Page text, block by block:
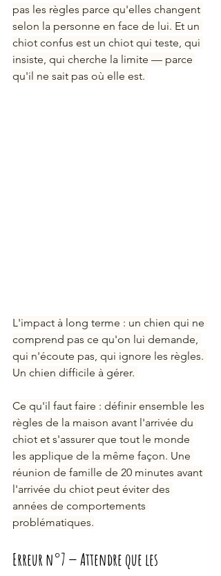
pas les règles parce qu'elles changent
selon la personne en face de lui. Et un
chiot confus est un chiot qui teste, qui
insiste, qui cherche la limite — parce
qu'il ne sait pas où elle est.
L'impact à long terme : un chien qui ne
comprend pas ce qu'on lui demande,
qui n'écoute pas, qui ignore les règles.
Un chien difficile à gérer.
Ce qu'il faut faire : définir ensemble les
règles de la maison avant l'arrivée du
chiot et s'assurer que tout le monde
les applique de la même façon. Une
réunion de famille de 20 minutes avant
l'arrivée du chiot peut éviter des
années de comportements
problématiques.
Erreur n°7 — Attendre que les